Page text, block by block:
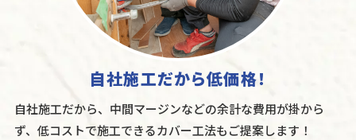
自社施工だから低価格！
自社施工だから、中間マージンなどの余計な費用が掛から
ず、低コストで施工できるカバー工法もご提案します！